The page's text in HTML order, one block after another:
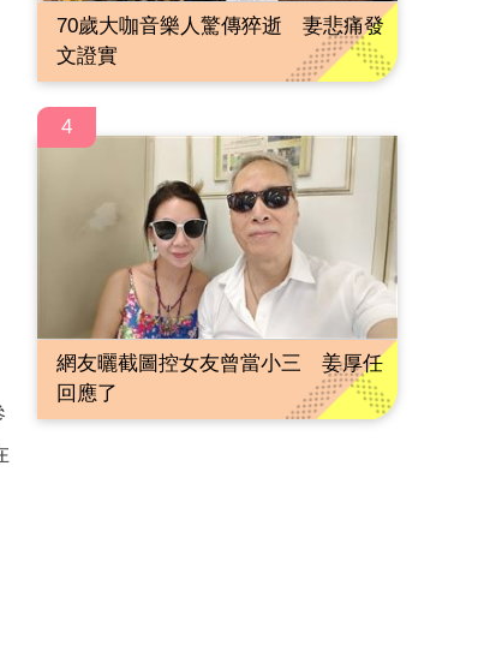
70歲大咖音樂人驚傳猝逝 妻悲痛發
文證實
4
網友曬截圖控女友曾當小三 姜厚任
回應了